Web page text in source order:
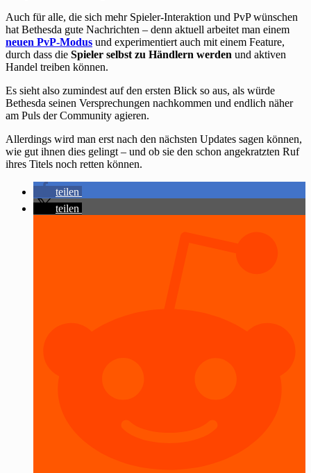
Auch für alle, die sich mehr Spieler-Interaktion und PvP wünschen
hat Bethesda gute Nachrichten – denn aktuell arbeitet man einem
neuen PvP-Modus und experimentiert auch mit einem Feature,
durch dass die Spieler selbst zu Händlern werden und aktiven
Handel treiben können.
Es sieht also zumindest auf den ersten Blick so aus, als würde
Bethesda seinen Versprechungen nachkommen und endlich näher
am Puls der Community agieren.
Allerdings wird man erst nach den nächsten Updates sagen können,
wie gut ihnen dies gelingt – und ob sie den schon angekratzten Ruf
ihres Titels noch retten können.
teilen
teilen